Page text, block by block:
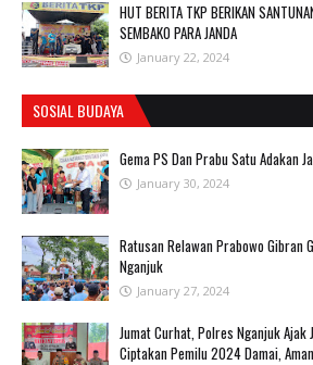
HUT BERITA TKP BERIKAN
SEMBAKO PARA JANDA
January 22, 2024
SOSIAL BUDAYA
Gema PS Dan Prabu Satu Adakan
January 30, 2024
Ratusan Relawan Prabowo Gibran
Nganjuk
January 27, 2024
Jumat Curhat, Polres Nganjuk Ajak
Ciptakan Pemilu 2024 Damai,